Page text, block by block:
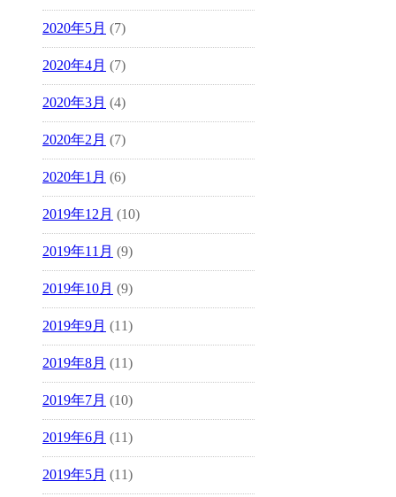
2020年5月 (7)
2020年4月 (7)
2020年3月 (4)
2020年2月 (7)
2020年1月 (6)
2019年12月 (10)
2019年11月 (9)
2019年10月 (9)
2019年9月 (11)
2019年8月 (11)
2019年7月 (10)
2019年6月 (11)
2019年5月 (11)